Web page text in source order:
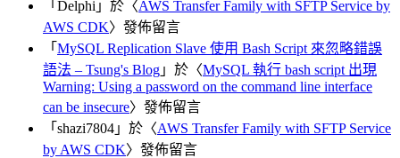
「 Delphi 」於〈AWS Transfer Family with SFTP Service by
AWS CDK〉發佈留言
「 MySQL Replication Slave 使用 Bash Script 來忽略錯誤
語法 – Tsung's Blog 」於〈MySQL 執行 bash script 出現
Warning: Using a password on the command line interface
can be insecure〉發佈留言
「 shazi7804 」於〈AWS Transfer Family with SFTP Service
by AWS CDK〉發佈留言